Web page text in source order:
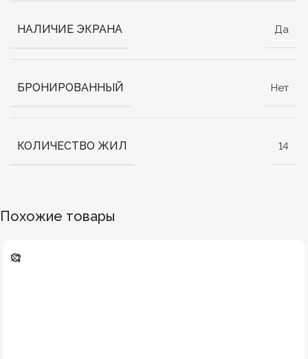
НАЛИЧИЕ ЭКРАНА Да
БРОНИРОВАННЫЙ Нет
КОЛИЧЕСТВО ЖИЛ 14
Похожие товары